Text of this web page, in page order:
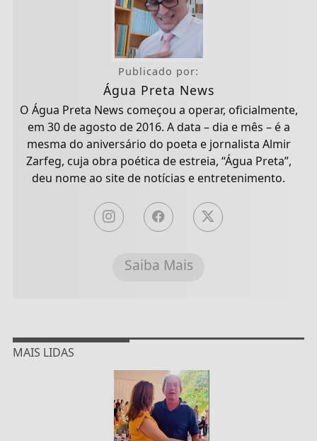
Publicado por:
Água Preta News
O Água Preta News começou a operar, oficialmente,
em 30 de agosto de 2016. A data – dia e mês – é a
mesma do aniversário do poeta e jornalista Almir
Zarfeg, cuja obra poética de estreia, “Água Preta”,
deu nome ao site de notícias e entretenimento.
Saiba Mais
MAIS LIDAS